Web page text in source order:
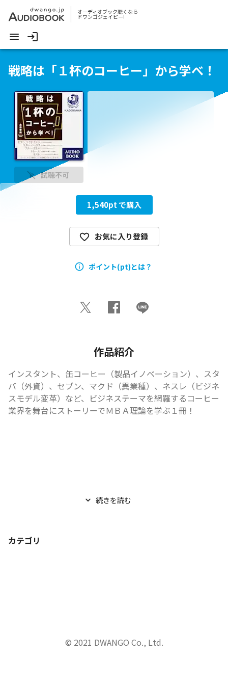
オーディオブック聴くなら
ドワンゴジェイピー!
戦略は「１杯のコーヒー」から学べ！
試聴不可
1,540pt で購入
お気に入り登録
ポイント(pt)とは？
作品紹介
インスタント、缶コーヒー（製品イノベーション）、スタ
バ（外資）、セブン、マクド（異業種）、ネスレ（ビジネ
スモデル変革）など、ビジネステーマを網羅するコーヒー
業界を舞台にストーリーでＭＢＡ理論を学ぶ１冊！
続きを読む
カテゴリ
© 2021 DWANGO Co., Ltd.